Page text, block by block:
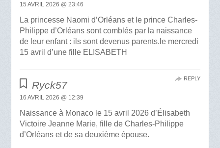
15 AVRIL 2026 @ 23:46
La princesse Naomi d’Orléans et le prince Charles-
Philippe d’Orléans sont comblés par la naissance
de leur enfant : ils sont devenus parents.le mercredi
15 avril d’une fille ELISABETH
Ryck57
16 AVRIL 2026 @ 12:39
Naissance à Monaco le 15 avril 2026 d’Élisabeth
Victoire Jeanne Marie, fille de Charles-Philippe
d’Orléans et de sa deuxième épouse.
REPLY